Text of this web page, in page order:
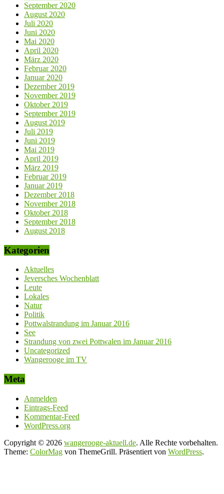
September 2020
August 2020
Juli 2020
Juni 2020
Mai 2020
April 2020
März 2020
Februar 2020
Januar 2020
Dezember 2019
November 2019
Oktober 2019
September 2019
August 2019
Juli 2019
Juni 2019
Mai 2019
April 2019
März 2019
Februar 2019
Januar 2019
Dezember 2018
November 2018
Oktober 2018
September 2018
August 2018
Kategorien
Aktuelles
Jeversches Wochenblatt
Leute
Lokales
Natur
Politik
Pottwalstrandung im Januar 2016
See
Strandung von zwei Pottwalen im Januar 2016
Uncategorized
Wangerooge im TV
Meta
Anmelden
Eintrags-Feed
Kommentar-Feed
WordPress.org
Copyright © 2026 wangerooge-aktuell.de. Alle Rechte vorbehalten.
Theme: ColorMag von ThemeGrill. Präsentiert von WordPress.